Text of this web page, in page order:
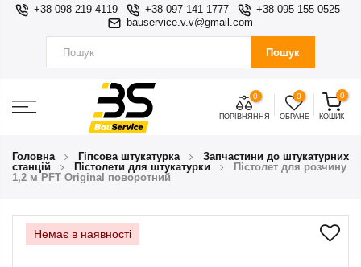
+38 098 219 4119 +38 097 141 1777
+38 095 155 0525
bauservice.v.v@gmail.com
Пошук
0
ПОРІВНЯННЯ
0
ОБРАНЕ
0
КОШИК
Головна Гіпсова штукатурка
Запчастини до штукатурних
станцій
Пістолети для штукатурки
Пістолет для розчину
1,2 м PFT Original поворотний
Немає в наявності